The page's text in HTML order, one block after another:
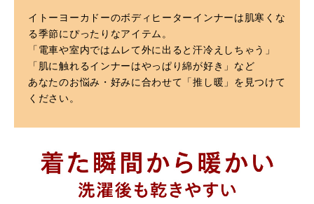
イトーヨーカドーのボディヒーターインナーは肌寒くな
る季節にぴったりなアイテム。
「電車や室内ではムレて外に出ると汗冷えしちゃう」
「肌に触れるインナーはやっぱり綿が好き」など
あなたのお悩み・好みに合わせて「推し暖」を見つけて
ください。